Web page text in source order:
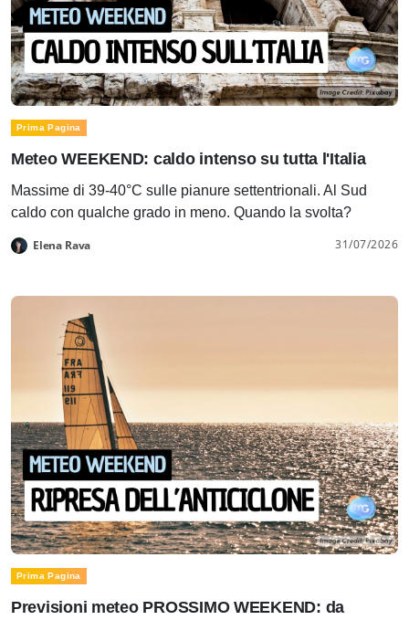
Prima Pagina
Meteo WEEKEND: caldo intenso su tutta l'Italia
Massime di 39-40°C sulle pianure settentrionali. Al Sud
caldo con qualche grado in meno. Quando la svolta?
Elena Rava 31/07/2026
Prima Pagina
Previsioni meteo PROSSIMO WEEKEND: da